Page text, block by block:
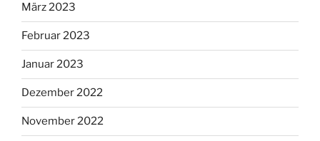
März 2023
Februar 2023
Januar 2023
Dezember 2022
November 2022